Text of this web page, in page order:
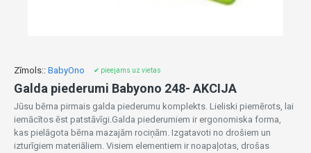
Zīmols:: BabyOno ✔ pieejams uz vietas
Galda piederumi Babyono 248- AKCIJA
Jūsu bērna pirmais galda piederumu komplekts. Lieliski piemērots, lai
iemācītos ēst patstāvīgi.Galda piederumiem ir ergonomiska forma,
kas pielāgota bērna mazajām rociņām. Izgatavoti no drošiem un
izturīgiem materiāliem. Visiem elementiem ir noapaļotas, drošas